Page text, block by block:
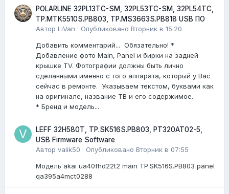
POLARLINE 32PL13TC-SM, 32PL53TC-SM, 32PL54TC,
TP.MTK5510S.PB803, TP.MS3663S.PB818 USB ПО
Автор LiVan · Опубликовано Вторник в 15:20
Добавить комментарий... Обязательно! *
Добавление фото Main, Panel и бирки на задней
крышке TV. Фотографии должны быть лично
сделанными именно с того аппарата, который у Вас
сейчас в ремонте. Указываем текстом, буквами как
на оригинале, название ТВ и его содержимое.
* Бренд и модель...
LEFF 32H580T, TP.SK516S.PB803, PT320AT02-5,
USB Firmware Software
Автор valik50 · Опубликовано Вторник в 07:55
Модель akai ua40fhd22t2 main TP.SK516S.PB803 panel
qa395a4mct0288